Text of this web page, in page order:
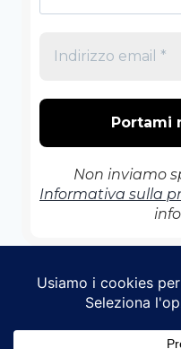
Non inviamo
Informativa sulla